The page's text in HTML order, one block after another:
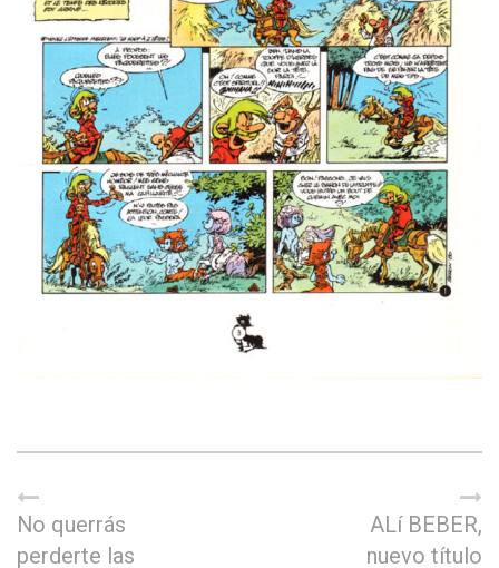
No querrás
perderte las
ALí BEBER,
nuevo título